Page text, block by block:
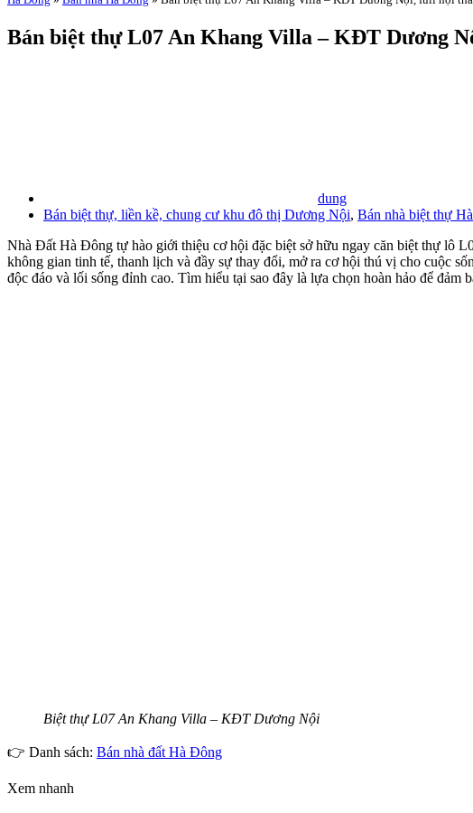
Bán biệt thự L07 An Khang Villa – KĐT Dương
dung
Bán biệt thự, liền kề, chung cư khu đô thị Dương Nội, Bán nhà biệt thự
Nhà Đất Hà Đông tự hào giới thiệu cơ hội đặc biệt sở hữu ngay căn biệt thự lô
không gian tinh tế, thanh lịch và đầy sự thay đổi, mở ra cơ hội thú vị cho cuộc
độc đáo và lối sống đỉnh cao. Tìm hiểu tại sao đây là lựa chọn hoàn hảo để đảm
Biệt thự L07 An Khang Villa – KĐT Dương Nội
👉 Danh sách: Bán nhà đất Hà Đông
Xem nhanh